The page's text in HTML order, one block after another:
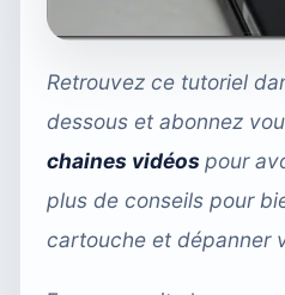
Retrouvez ce tutoriel
dessous et abonnez
chaines vidéos pour
plus de conseils pour
cartouche et dépanner